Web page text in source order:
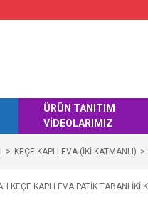
ÜRÜN TANITIM
VİDEOLARIMIZ
KEÇE KAPLI EVA (İKİ KATMANLI)